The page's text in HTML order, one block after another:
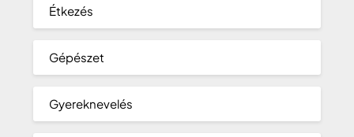
Étkezés
Gépészet
Gyereknevelés